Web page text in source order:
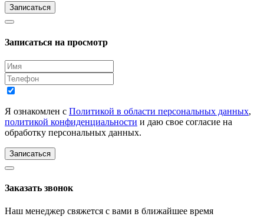
Записаться
Записаться на просмотр
Я ознакомлен с Политикой в области персональных данных,
политикой конфиденциальности и даю свое согласие на
обработку персональных данных.
Записаться
Заказать звонок
Наш менеджер свяжется с вами в ближайшее время